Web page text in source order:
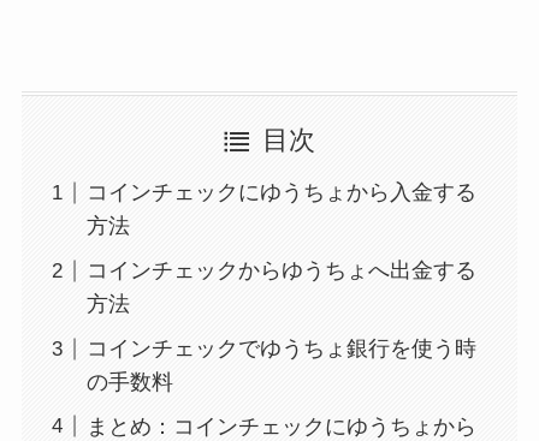
目次
コインチェックにゆうちょから入金する
方法
コインチェックからゆうちょへ出金する
方法
コインチェックでゆうちょ銀行を使う時
の手数料
まとめ：コインチェックにゆうちょから